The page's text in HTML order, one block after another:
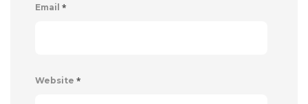
Email *
Website *